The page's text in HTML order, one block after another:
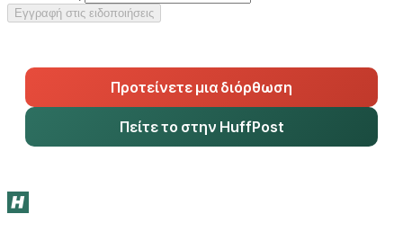
Εγγραφή στις ειδοποιήσεις
Προτείνετε μια διόρθωση
Πείτε το στην HuffPost